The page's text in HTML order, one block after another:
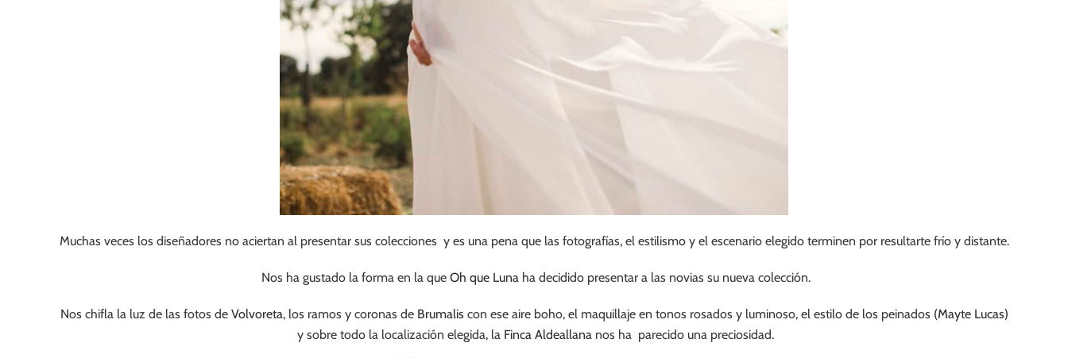
Muchas veces los diseñadores no aciertan al presentar sus colecciones y es una pena que las fotografías, el estilismo y el escenario elegido terminen por resultarte frío y distante.
Nos ha gustado la forma en la que Oh que Lunaha decidido presentar a las novias su nueva colección.
Nos chifla la luz de las fotos deVolvoreta, los ramos y coronas de Brumalis con ese aire boho, el maquillaje en tonos rosados y luminoso, el estilo de los peinados (Mayte Lucas)
y sobre todo la localización elegida, la Finca Aldeallana nos ha parecido una preciosidad.